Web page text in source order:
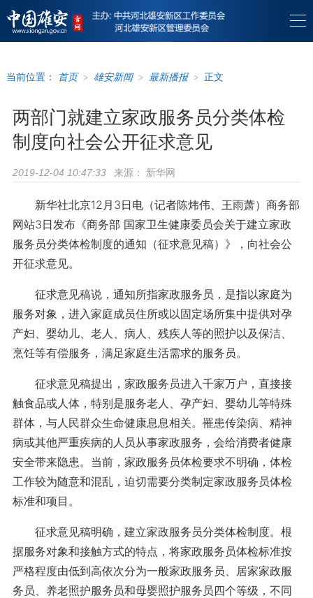
当前位置： 首页 > 雄安新闻 > 最新播报 > 正文
两部门就建立家政服务员分类体检
制度向社会公开征求意见
2019-12-04 10:47:33 来源： 新华网
新华社北京12月3日电（记者陈炜伟、王雨萧）商务部
网站3日发布《商务部 国家卫生健康委员会关于建立家政
服务员分类体检制度的通知（征求意见稿）》，向社会公
开征求意见。
征求意见稿说，通知所指家政服务员，是指以家庭为
服务对象，进入家庭成员住所或以固定场所集中提供对孕
产妇、婴幼儿、老人、病人、残疾人等的照护以及保洁、
烹饪等有偿服务，满足家庭生活需求的服务员。
征求意见稿提出，家政服务员进入千家万户，直接接
触食品或人体，特别是服务老人、孕产妇、婴幼儿等特殊
群体，与人民群众生命健康息息相关。罹患传染病、精神
病或其他严重疾病的人员从事家政服务，会给消费者健康
安全带来隐患。当前，家政服务员体检要求不明确，体检
工作较为随意和混乱，迫切需要分类制定家政服务员体检
标准和项目。
征求意见稿明确，建立家政服务员分类体检制度。根
据服务对象和接触方式的特点，将家政服务员体检标准按
严格程度由低到高依次分为一般家政服务员、居家家政服
务员、养老照护服务员和母婴照护服务员四个等级，不同